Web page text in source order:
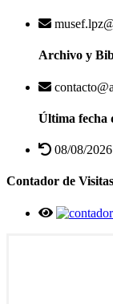
Archivo y
Última fecha
08/08/2026
Contador de